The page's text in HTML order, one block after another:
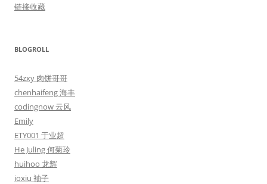
链接收藏
BLOGROLL
54zxy 肉饼哥哥
chenhaifeng 海丰
codingnow 云风
Emily
ETY001 于业超
He Juling 何菊玲
huihoo 龙辉
ioxiu 袖子